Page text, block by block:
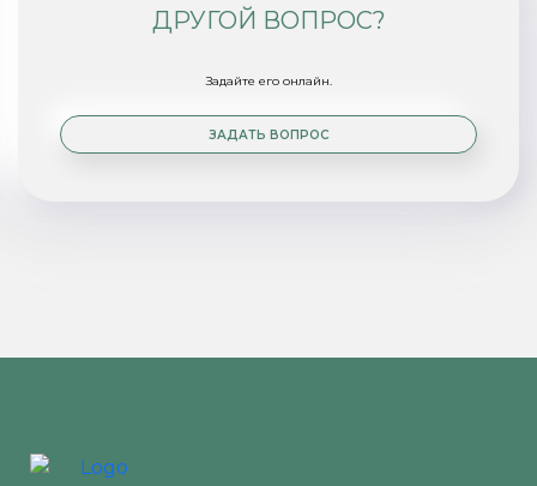
ДРУГОЙ ВОПРОС?
Задайте его онлайн.
ЗАДАТЬ ВОПРОС